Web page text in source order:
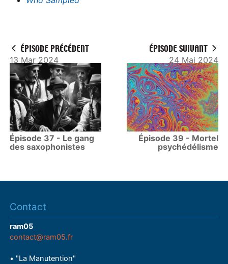
ÉPISODE PRÉCÉDENT
13 Mar 2024
Épisode 37 - Le gang
des saxophonistes
ÉPISODE SUIVANT
24 Mai 2024
Épisode 39 - Mortel
psychédélisme
Contact
ram05
contact@ram05.fr
• "La Manutention"